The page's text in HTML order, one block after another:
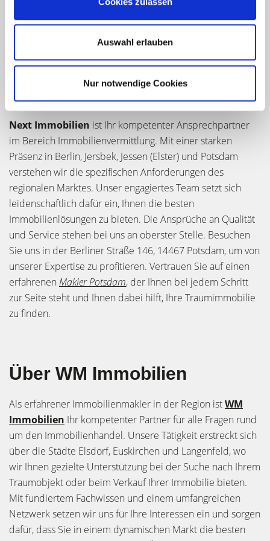
Auswahl erlauben
Nur notwendige Cookies
Serviceangebot und kontaktieren Sie uns noch heute. Wir
freuen uns darauf, Ihnen bei Ihrer Immobiliensuche
Über Next Immobilien
Next Immobilien ist Ihr kompetenter Ansprechpartner
im Bereich Immobilienvermittlung. Mit einer starken
Präsenz in Berlin, Jersbek, Jessen (Elster) und Potsdam
verstehen wir die spezifischen Anforderungen des
regionalen Marktes. Unser engagiertes Team setzt sich
leidenschaftlich dafür ein, Ihnen die besten
Immobilienlösungen zu bieten. Die Ansprüche an Qualität
und Service stehen bei uns an oberster Stelle. Besuchen
Sie uns in der Berliner Straße 146, 14467 Potsdam, um von
unserer Expertise zu profitieren. Vertrauen Sie auf einen
erfahrenen Makler Potsdam, der Ihnen bei jedem Schritt
zur Seite steht und Ihnen dabei hilft, Ihre Traumimmobilie
zu finden.
Über WM Immobilien
Als erfahrener Immobilienmakler in der Region istWM
Immobilien Ihr kompetenter Partner für alle Fragen rund
um den Immobilienhandel. Unsere Tätigkeit erstreckt sich
über die Städte Elsdorf, Euskirchen und Langenfeld, wo
wir Ihnen gezielte Unterstützung bei der Suche nach Ihrem
Traumobjekt oder beim Verkauf Ihrer Immobilie bieten.
Mit fundiertem Fachwissen und einem umfangreichen
Netzwerk setzen wir uns für Ihre Interessen ein und sorgen
dafür, dass Sie in einem dynamischen Markt die besten